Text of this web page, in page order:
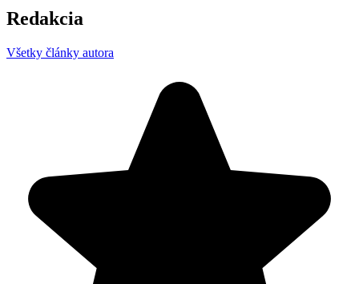
Redakcia
Všetky články autora